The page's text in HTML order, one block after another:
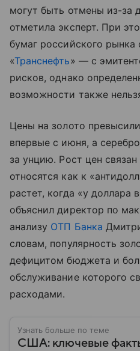
могут быть отмены из-за
отметила эксперт. При
бумаг российского рынка
«Транснефть» — с
рисков, однако
возможности также
Цены на золото
впервые с июня, а
за унцию. Рост цен
относятся как к
растет, когда «у доллара
объяснил директор по
анализу ОТП Банка
словам, популярность
дефицитом бюджета и
обслуживание которого
расходами.
Узнать больше по теме
США: ключевые